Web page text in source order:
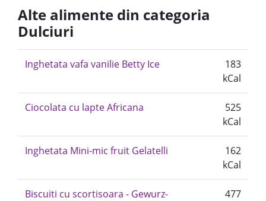
Alte alimente din categoria
Dulciuri
Inghetata vafa vanilie Betty Ice
183
kCal
Ciocolata cu lapte Africana
525
kCal
Inghetata Mini-mic fruit Gelatelli
162
kCal
Biscuiti cu scortisoara - Gewurz-
477